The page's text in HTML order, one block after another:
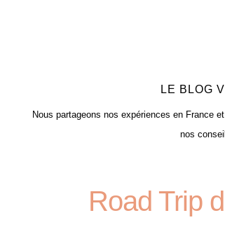
LE BLOG
Nous partageons nos expériences en France
nos
Road Trip